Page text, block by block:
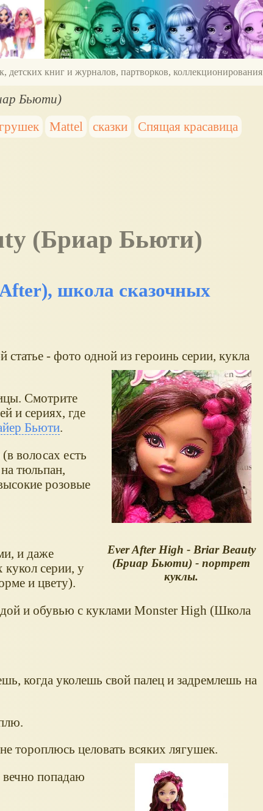
детских книг и журналов, партворков, коллекционирования
Бьюти)
Mattel сказки
Спящая красавица
(Бриар Бьюти)
школа сказочных
статье - фото одной из героинь серии, кукла
Ever After High - Briar Beauty
(Бриар Бьюти) - портрет
куклы.
Смотрите
и сериях, где
Бьюти.
волосах есть
тюльпан,
розовые
и даже
серии, у
и цвету).
и обувью с куклами Monster High (Школа
когда уколешь свой палец и задремлешь на
тороплюсь целовать всяких лягушек.
вечно попадаю